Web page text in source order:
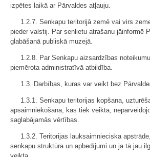
izpētes laikā ar Pārvaldes atļauju.
1.2.7. Senkapu teritorijā zemē vai virs
pieder valstij. Par senlietu atrašanu jāinformē
glabāšanā publiskā muzejā.
1.2.8. Par Senkapu aizsardzības
piemērota administratīvā atbildība.
1.3. Darbības, kuras var veikt bez
1.3.1. Senkapu teritorijas kopšana,
apsaimniekošana, kas tiek veikta,
saglabājamās vērtības.
1.3.2. Teritorijas lauksaimnieciska
senkapu struktūra un apbedījumi un ja tā jau